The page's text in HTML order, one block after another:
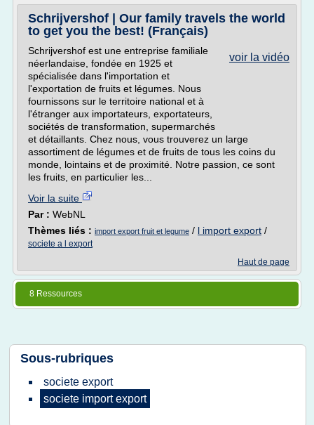
Schrijvershof | Our family travels the world
to get you the best! (Français)
voir la vidéo
Schrijvershof est une entreprise familiale
néerlandaise, fondée en 1925 et
spécialisée dans l'importation et
l'exportation de fruits et légumes. Nous
fournissons sur le territoire national et à
l'étranger aux importateurs, exportateurs,
sociétés de transformation, supermarchés
et détaillants. Chez nous, vous trouverez un large
assortiment de légumes et de fruits de tous les coins du
monde, lointains et de proximité. Notre passion, ce sont
les fruits, en particulier les...
Voir la suite
Par : WebNL
Thèmes liés : import export fruit et legume / l import export /
societe a l export
Haut de page
8 Ressources
Sous-rubriques
societe export
societe import export